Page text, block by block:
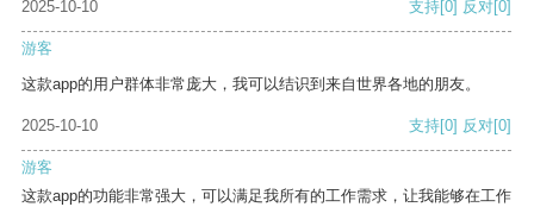
2025-10-10
支持[0] 反对[0]
游客
这款app的用户群体非常庞大，我可以结识到来自世界各地的朋友。
2025-10-10 支持[0] 反对[0]
游客
这款app的功能非常强大，可以满足我所有的工作需求，让我能够在工作